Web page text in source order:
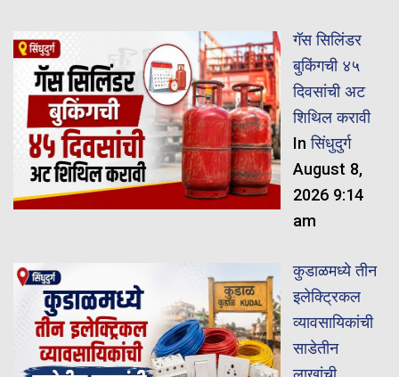
गॅस सिलिंडर
बुकिंगची ४५
दिवसांची अट
शिथिल करावी
Inसिंधुदुर्ग
August 8,
2026 9:14
am
कुडाळमध्ये तीन
इलेक्ट्रिकल
व्यावसायिकांची
साडेतीन